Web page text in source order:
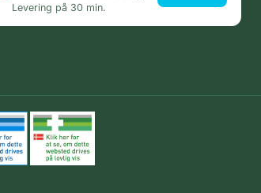
Levering på 30 min.